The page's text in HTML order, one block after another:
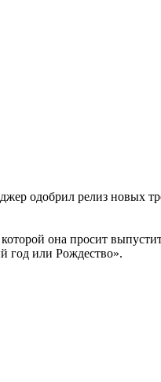
одобрил релиз новых
она просит
или Рождество».